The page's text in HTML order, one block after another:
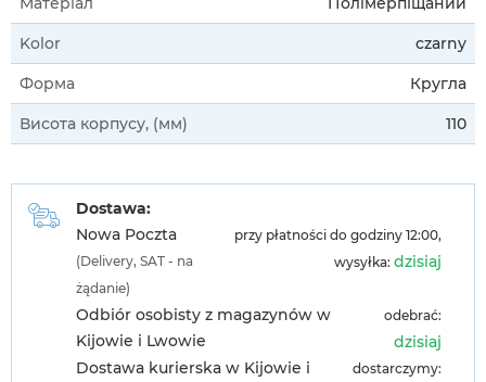
Kolor czarny
Форма Кругла
Висота корпусу, (мм) 110
Dostawa:
Nowa Poczta
(Delivery, SAT - na
żądanie)
przy płatności do godziny 12:00,
wysyłka: dzisiaj
Odbiór osobisty z magazynów w
Kijowie i Lwowie
odebrać:
dzisiaj
Dostawa kurierska w Kijowie i
dostarczymy: